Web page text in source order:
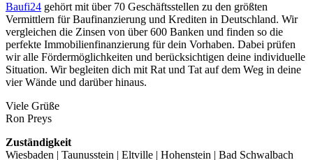
Baufi24 gehört mit über 70 Geschäftsstellen zu den größten
Vermittlern für Baufinanzierung und Krediten in Deutschland. Wir
vergleichen die Zinsen von über 600 Banken und finden so die
perfekte Immobilienfinanzierung für dein Vorhaben. Dabei prüfen
wir alle Fördermöglichkeiten und berücksichtigen deine individuelle
Situation. Wir begleiten dich mit Rat und Tat auf dem Weg in deine
vier Wände und darüber hinaus.
Viele Grüße
Ron Preys
Zuständigkeit
Wiesbaden | Taunusstein | Eltville | Hohenstein | Bad Schwalbach